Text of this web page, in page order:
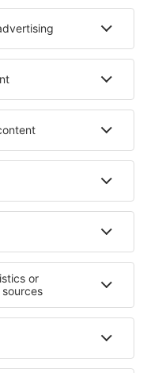
on-Hudson
Național Retezat
National Park
in Renania-Palatinat